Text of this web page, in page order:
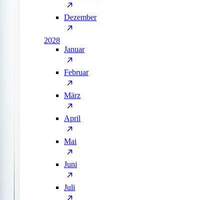
Dezember
2028
Januar
Februar
März
April
Mai
Juni
Juli